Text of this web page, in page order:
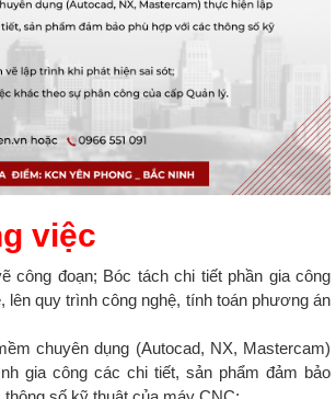
việc
công đoạn; Bóc tách chi tiết phần gia công
lên quy trình công nghệ, tính toán phương án
chuyên dụng (Autocad, NX, Mastercam)
gia công các chi tiết, sản phẩm đảm bảo